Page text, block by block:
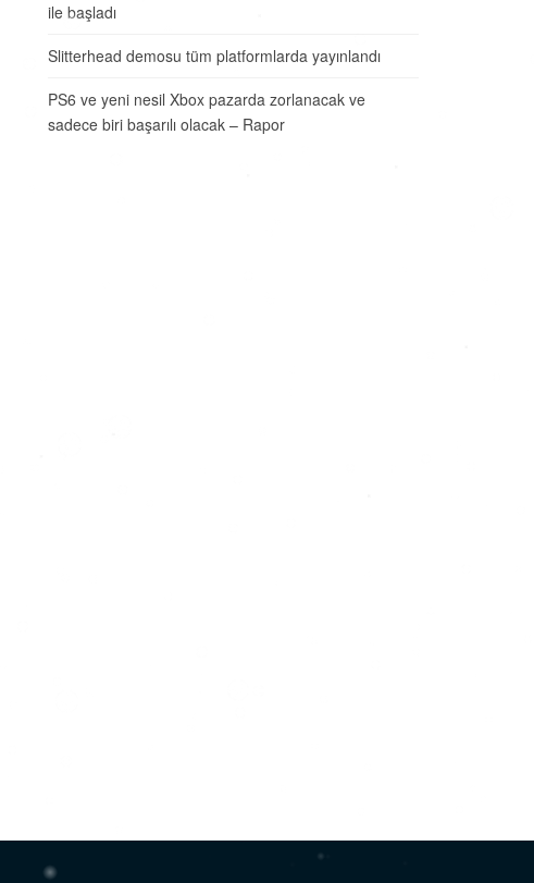
ile başladı
Slitterhead demosu tüm platformlarda yayınlandı
PS6 ve yeni nesil Xbox pazarda zorlanacak ve
sadece biri başarılı olacak – Rapor